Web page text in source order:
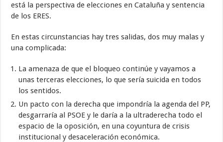
está la perspectiva de elecciones en Cataluña y sentencia
de los ERES.
En estas circunstancias hay tres salidas, dos muy malas y
una complicada:
La amenaza de que el bloqueo continúe y vayamos a
unas terceras elecciones, lo que sería suicida en todos
los sentidos.
Un pacto con la derecha que impondría la agenda del PP,
desgarraría al PSOE y le daría a la ultraderecha todo el
espacio de la oposición, en una coyuntura de crisis
institucional y desaceleración económica.